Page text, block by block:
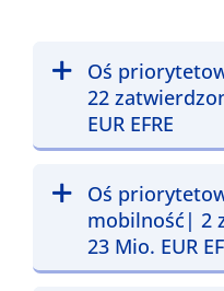
Oś
22
EUR EFRE
Oś
mobilność| 2
23 Mio. EUR